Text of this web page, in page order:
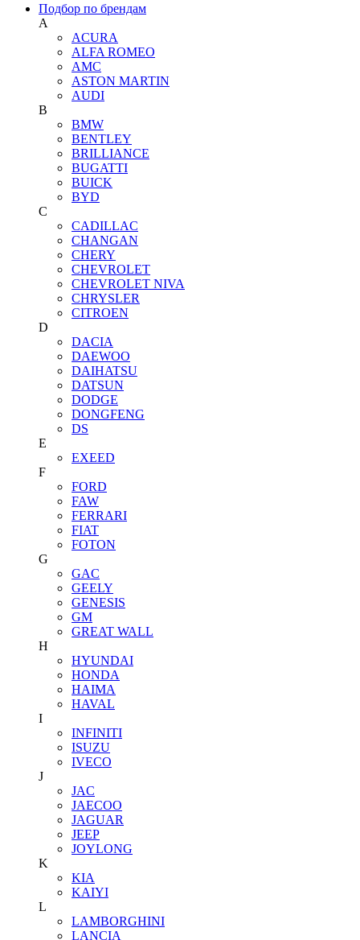
Подбор по брендам
A
ACURA
ALFA ROMEO
AMC
ASTON MARTIN
AUDI
B
BMW
BENTLEY
BRILLIANCE
BUGATTI
BUICK
BYD
C
CADILLAC
CHANGAN
CHERY
CHEVROLET
CHEVROLET NIVA
CHRYSLER
CITROEN
D
DACIA
DAEWOO
DAIHATSU
DATSUN
DODGE
DONGFENG
DS
E
EXEED
F
FORD
FAW
FERRARI
FIAT
FOTON
G
GAC
GEELY
GENESIS
GM
GREAT WALL
H
HYUNDAI
HONDA
HAIMA
HAVAL
I
INFINITI
ISUZU
IVECO
J
JAC
JAECOO
JAGUAR
JEEP
JOYLONG
K
KIA
KAIYI
L
LAMBORGHINI
LANCIA